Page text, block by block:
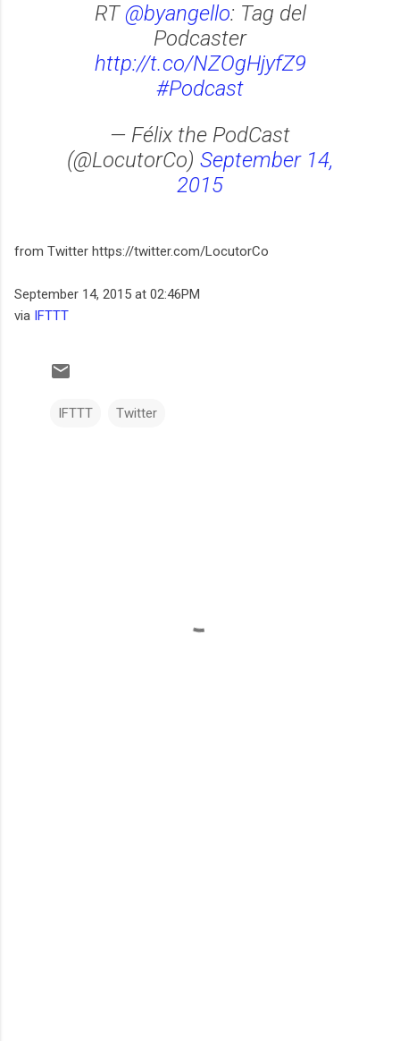
RT@byangello: Tag del
Podcaster
http://t.co/NZOgHjyfZ9
#Podcast
— Félix the PodCast
(@LocutorCo) September 14,
2015
from Twitter https://twitter.com/LocutorCo
September 14, 2015 at 02:46PM
via IFTTT
IFTTT Twitter